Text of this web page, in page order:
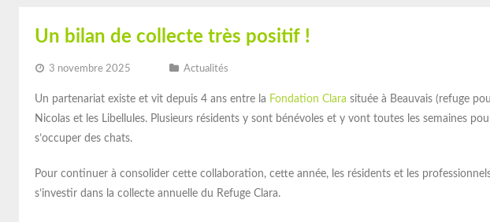
Un bilan de collecte très positif !
3 novembre 2025 Actualités
Un partenariat existe et vit depuis 4 ans entre la Fondation Clara située à Beauvais (refuge
Nicolas et les Libellules. Plusieurs résidents y sont bénévoles et y vont toutes les semaines
s’occuper des chats.
Pour continuer à consolider cette collaboration, cette année, les résidents et les
s’investir dans la collecte annuelle du Refuge Clara.